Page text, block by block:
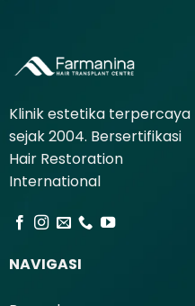
Klinik estetika terpercaya
sejak 2004. Bersertifikasi
Hair Restoration
International
NAVIGASI